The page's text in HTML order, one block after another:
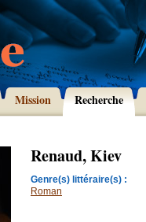
Mission Recherche
Renaud, Kiev
Genre(s) littéraire(s) :
Roman